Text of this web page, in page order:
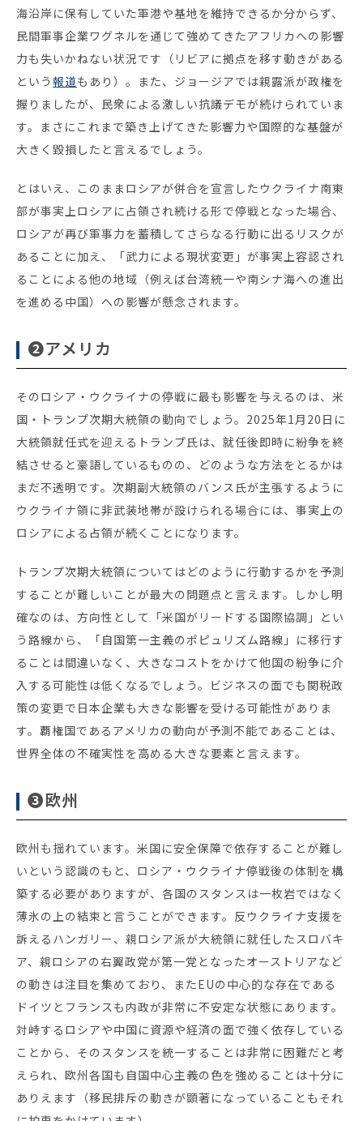
海沿岸に保有していた軍港や基地を維持できるか分からず、
民間軍事企業ワグネルを通じて強めてきたアフリカへの影響
力も失いかねない状況です（リビアに拠点を移す動きがある
という 報道もあり）。また、ジョージアでは親露派が政権を
握りましたが、民衆による激しい抗議デモが続けられていま
す。まさにこれまで築き上げてきた影響力や国際的な基盤が
大きく毀損したと言えるでしょう。
とはいえ、このままロシアが併合を宣言したウクライナ南東
部が事実上ロシアに占領され続ける形で停戦となった場合、
ロシアが再び軍事力を蓄積してさらなる行動に出るリスクが
あることに加え、「武力による現状変更」が事実上容認され
ることによる他の地域（例えば台湾統一や南シナ海への進出
を進める中国）への影響が懸念されます。
❷アメリカ
そのロシア・ウクライナの停戦に最も影響を与えるのは、米
国・トランプ次期大統領の動向でしょう。2025年1月20日に
大統領就任式を迎えるトランプ氏は、就任後即時に紛争を終
結させると豪語しているものの、どのような方法をとるかは
まだ不透明です。次期副大統領のバンス氏が主張するように
ウクライナ領に非武装地帯が設けられる場合には、事実上の
ロシアによる占領が続くことになります。
トランプ次期大統領についてはどのように行動するかを予測
することが難しいことが最大の問題点と言えます。しかし明
確なのは、方向性として「米国がリードする国際協調」とい
う路線から、「自国第一主義のポピュリズム路線」に移行す
ることは間違いなく、大きなコストをかけて他国の紛争に介
入する可能性は低くなるでしょう。ビジネスの面でも関税政
策の変更で日本企業も大きな影響を受ける可能性がありま
す。覇権国であるアメリカの動向が予測不能であることは、
世界全体の不確実性を高める大きな要素と言えます。
❸欧州
欧州も揺れています。米国に安全保障で依存することが難し
いという認識のもと、ロシア・ウクライナ停戦後の体制を構
築する必要がありますが、各国のスタンスは一枚岩ではなく
薄氷の上の結束と言うことができます。反ウクライナ支援を
訴えるハンガリー、親ロシア派が大統領に就任したスロバキ
ア、親ロシアの右翼政党が第一党となったオーストリアなど
の動きは注目を集めており、またEUの中心的な存在である
ドイツとフランスも内政が非常に不安定な状態にあります。
対峙するロシアや中国に資源や経済の面で強く依存している
ことから、そのスタンスを統一することは非常に困難だと考
えられ、欧州各国も自国中心主義の色を強めることは十分に
ありえます（移民排斥の動きが顕著になっていることもそれ